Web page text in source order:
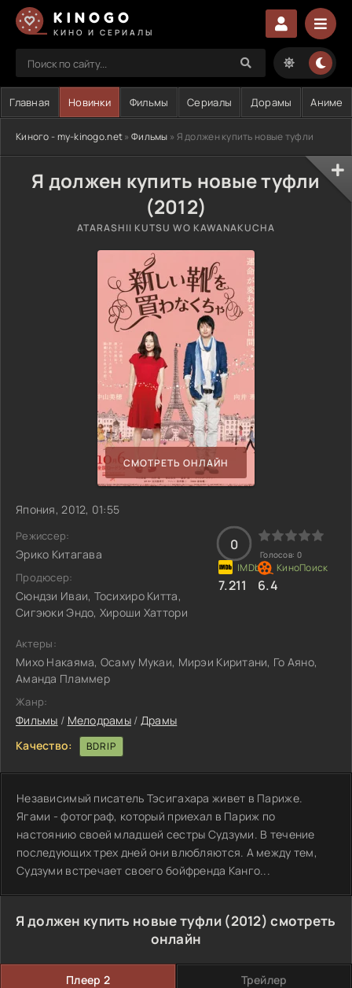
KINOGO
КИНО И СЕРИАЛЫ
Главная Новинки Фильмы Сериалы Дорамы Аниме
Киного - my-kinogo.net»Фильмы » Я должен купить новые туфли
Я должен купить новые туфли
(2012)
ATARASHII KUTSU WO KAWANAKUCHA
СМОТРЕТЬ ОНЛАЙН
Япония, 2012, 01:55
Режиссер:
Эрико Китагава
Продюсер:
Сюндзи Иваи, Тосихиро Китта,
Сигэюки Эндо, Хироши Хаттори
0
Голосов: 0
7.211 6.4
Актеры:
Михо Накаяма, Осаму Мукаи, Мирэи Киритани, Го Аяно,
Аманда Пламмер
Жанр:
Фильмы / Мелодрамы / Драмы
Качество:
BDRIP
Независимый писатель Тэсигахара живет в Париже.
Ягами - фотограф, который приехал в Париж по
настоянию своей младшей сестры Судзуми. В течение
последующих трех дней они влюбляются. А между тем,
Судзуми встречает своего бойфренда Канго...
Я должен купить новые туфли (2012) смотреть
онлайн
Плеер 2 Трейлер